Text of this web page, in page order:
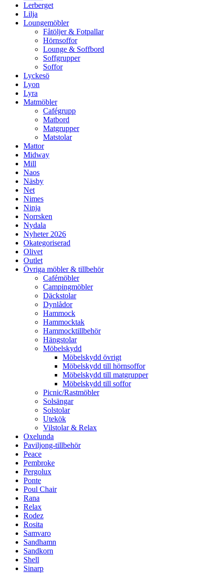
Lerberget
Lilja
Loungemöbler
Fåtöljer & Fotpallar
Hörnsoffor
Lounge & Soffbord
Soffgrupper
Soffor
Lyckesö
Lyon
Lyra
Matmöbler
Cafégrupp
Matbord
Matgrupper
Matstolar
Mattor
Midway
Mill
Naos
Näsby
Net
Nimes
Ninja
Norrsken
Nydala
Nyheter 2026
Okategoriserad
Olivet
Outlet
Övriga möbler & tillbehör
Cafémöbler
Campingmöbler
Däckstolar
Dynlådor
Hammock
Hammocktak
Hammocktillbehör
Hängstolar
Möbelskydd
Möbelskydd övrigt
Möbelskydd till hörnsoffor
Möbelskydd till matgrupper
Möbelskydd till soffor
Picnic/Rastmöbler
Solsängar
Solstolar
Utekök
Vilstolar & Relax
Oxelunda
Paviljong-tillbehör
Peace
Pembroke
Pergolux
Ponte
Poul Chair
Rana
Relax
Rodez
Rosita
Samvaro
Sandhamn
Sandkorn
Shell
Sinarp